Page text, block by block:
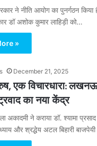
ने नीति आयोग का पुनर्गठन किया
डॉ अशोक कुमार लाहिड़ी को…
»
December 21, 2025
एक विचारधारा:
का नया केंद्र
अकादमी ने कराया डॉ. श्यामा
और श्रद्धेय अटल बिहारी